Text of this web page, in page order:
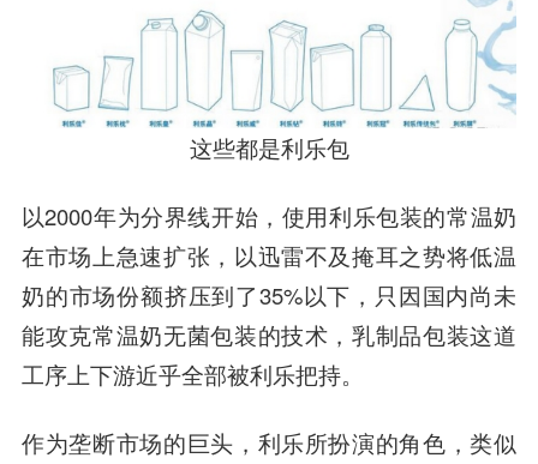
这些都是利乐包
以2000年为分界线开始，使用利乐包装的常温奶
在市场上急速扩张，以迅雷不及掩耳之势将低温
奶的市场份额挤压到了35%以下，只因国内尚未
能攻克常温奶无菌包装的技术，乳制品包装这道
工序上下游近乎全部被利乐把持。
作为垄断市场的巨头，利乐所扮演的角色，类似